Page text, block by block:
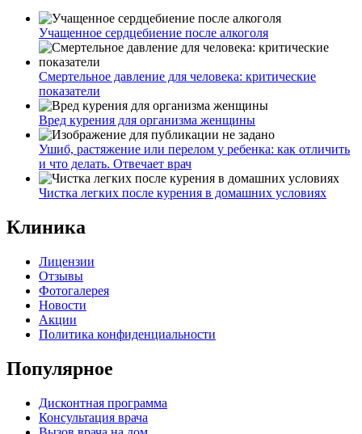
Учащенное сердцебиение после алкоголя
Смертельное давление для человека: критические
показатели
Вред курения для организма женщины
Ушиб, растяжение или перелом у ребенка: как отличить
и что делать. Отвечает врач
Чистка легких после курения в домашних условиях
Клиника
Лицензии
Отзывы
Фотогалерея
Новости
Акции
Политика конфиденциальности
Популярное
Дисконтная программа
Консультация врача